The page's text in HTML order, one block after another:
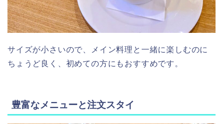
サイズが小さいので、メイン料理と一緒に楽しむのに
ちょうど良く、初めての方にもおすすめです。
豊富なメニューと注文スタイ